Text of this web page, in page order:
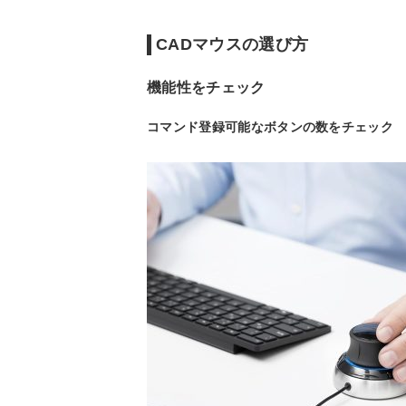
CADマウスの選び方
機能性をチェック
コマンド登録可能なボタンの数をチェック